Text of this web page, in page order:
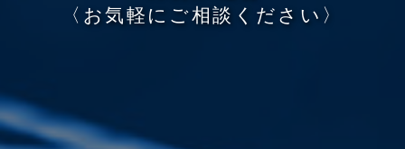
〈 お気軽 に ご相談 く だ さ い 〉